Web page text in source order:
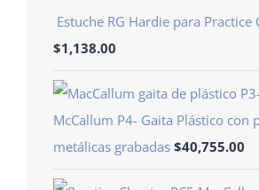
Estuche RG Hardie para Practice
$1,138.00
McCallum P4- Gaita Plástico con
metálicas grabadas $40,755.00